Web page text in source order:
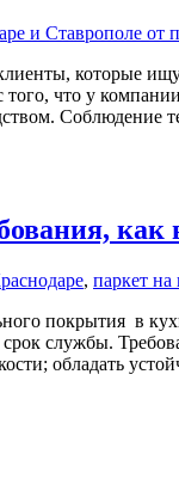
и Ставрополе от
которые
что у
Соблюдение
как
, паркет на
покрытия в
службы.
обладать